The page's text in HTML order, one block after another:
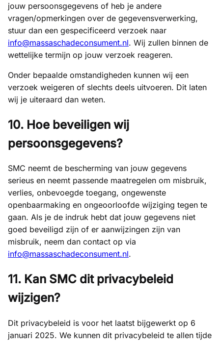
jouw persoonsgegevens of heb je andere
vragen/opmerkingen over de gegevensverwerking,
stuur dan een gespecificeerd verzoek naar
info@massaschadeconsument.nl. Wij zullen binnen de
wettelijke termijn op jouw verzoek reageren.
Onder bepaalde omstandigheden kunnen wij een
verzoek weigeren of slechts deels uitvoeren. Dit laten
wij je uiteraard dan weten.
10. Hoe beveiligen wij
persoonsgegevens?
SMC neemt de bescherming van jouw gegevens
serieus en neemt passende maatregelen om misbruik,
verlies, onbevoegde toegang, ongewenste
openbaarmaking en ongeoorloofde wijziging tegen te
gaan. Als je de indruk hebt dat jouw gegevens niet
goed beveiligd zijn of er aanwijzingen zijn van
misbruik, neem dan contact op via
info@massaschadeconsument.nl.
11. Kan SMC dit privacybeleid
wijzigen?
Dit privacybeleid is voor het laatst bijgewerkt op 6
januari 2025. We kunnen dit privacybeleid te allen tijde